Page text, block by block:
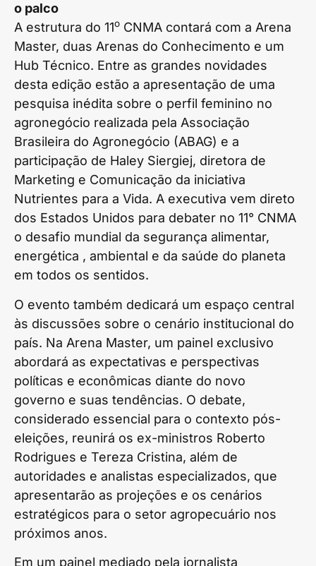
o palco
A estrutura do 11o CNMA contará com a Arena
Master, duas Arenas do Conhecimento e um
Hub Técnico. Entre as grandes novidades
desta edição estão a apresentação de uma
pesquisa inédita sobre o perfil feminino no
agronegócio realizada pela Associação
Brasileira do Agronegócio (ABAG) e a
participação de Haley Siergiej, diretora de
Marketing e Comunicação da iniciativa
Nutrientes para a Vida. A executiva vem direto
dos Estados Unidos para debater no 11° CNMA
o desafio mundial da segurança alimentar,
energética , ambiental e da saúde do planeta
em todos os sentidos.
O evento também dedicará um espaço central
às discussões sobre o cenário institucional do
país. Na Arena Master, um painel exclusivo
abordará as expectativas e perspectivas
políticas e econômicas diante do novo
governo e suas tendências. O debate,
considerado essencial para o contexto pós-
eleições, reunirá os ex-ministros Roberto
Rodrigues e Tereza Cristina, além de
autoridades e analistas especializados, que
apresentarão as projeções e os cenários
estratégicos para o setor agropecuário nos
próximos anos.
Em um painel mediado pela jornalista